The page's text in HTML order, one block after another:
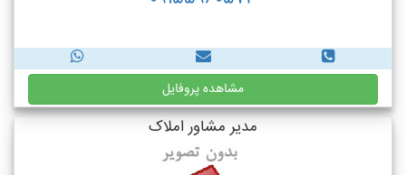
مشاهده پروفایل
مدیر مشاور املاک